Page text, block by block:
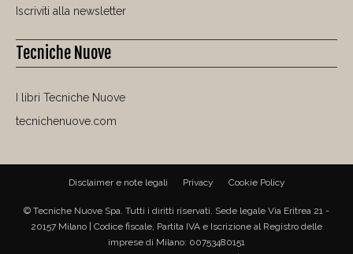
Iscriviti alla newsletter
Tecniche Nuove
I libri Tecniche Nuove
tecnichenuove.com
Disclaimer e note legali Privacy Cookie Policy
© Tecniche Nuove Spa. Tutti i diritti riservati. Sede legale Via Eritrea 21 -
20157 Milano | Codice fiscale, Partita IVA e Iscrizione al Registro delle
imprese di Milano: 00753480151